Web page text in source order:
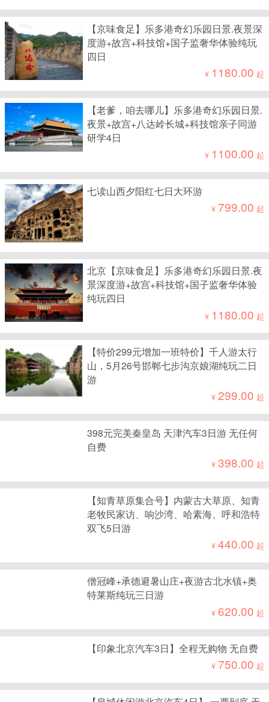
【京味食足】乐多港奇幻乐园日景.夜景深
度游+故宫+科技馆+国子监奢华体验纯玩
四日
¥ 1180.00 起
【老爹，咱去哪儿】乐多港奇幻乐园日景.
夜景+故宫+八达岭长城+科技馆亲子同游
研学4日
¥ 1100.00 起
七读山西夕阳红七日大环游
¥ 799.00 起
北京【京味食足】乐多港奇幻乐园日景.夜
景深度游+故宫+科技馆+国子监奢华体验
纯玩四日
¥ 1180.00 起
【特价299元增加一班特价】千人游太行
山，5月26号邯郸七步沟京娘湖纯玩二日
游
¥299.00 起
398元完美秦皇岛 天津汽车3日游 无任何
自费
¥398.00 起
【知青草原集合号】内蒙古大草原、知青
老牧民家访、响沙湾、哈素海、呼和浩特
双飞5日游
¥440.00 起
僧冠峰+承德避暑山庄+夜游古北水镇+奥
特莱斯纯玩三日游
¥620.00 起
【印象北京汽车3日】全程无购物 无自费
¥ 750.00 起